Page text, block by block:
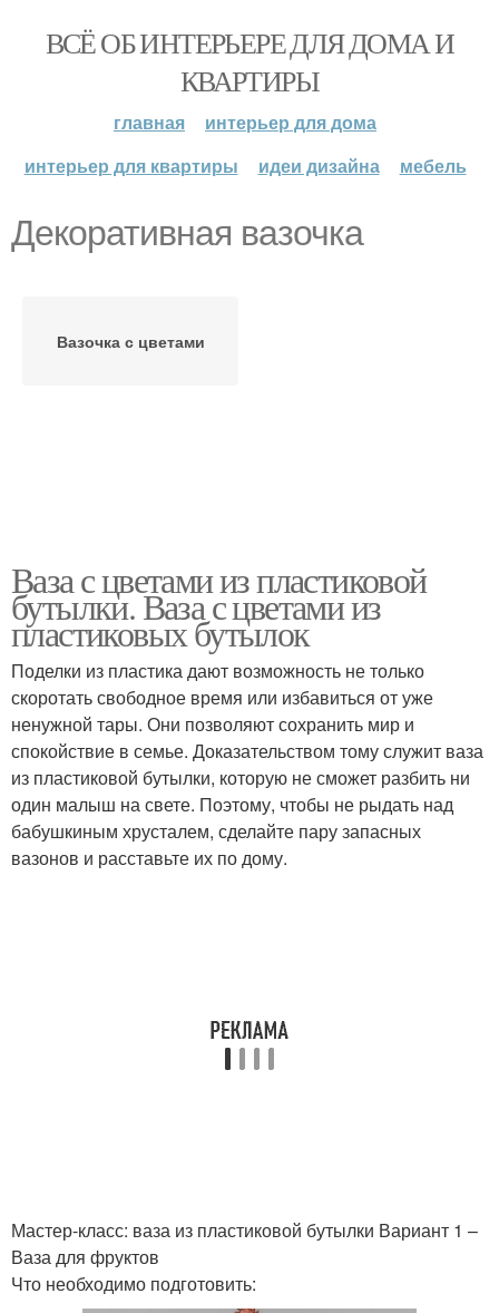
ВСЁ ОБ ИНТЕРЬЕРЕ ДЛЯ ДОМА И
КВАРТИРЫ
главная
интерьер для дома
интерьер для квартиры
идеи дизайна мебель
Декоративная вазочка
Вазочка с цветами
Ваза с цветами из пластиковой
бутылки. Ваза с цветами из
пластиковых бутылок
Поделки из пластика дают возможность не только
скоротать свободное время или избавиться от уже
ненужной тары. Они позволяют сохранить мир и
спокойствие в семье. Доказательством тому служит ваза
из пластиковой бутылки, которую не сможет разбить ни
один малыш на свете. Поэтому, чтобы не рыдать над
бабушкиным хрусталем, сделайте пару запасных
вазонов и расставьте их по дому.
Мастер-класс: ваза из пластиковой бутылки Вариант 1 –
Ваза для фруктов
Что необходимо подготовить: